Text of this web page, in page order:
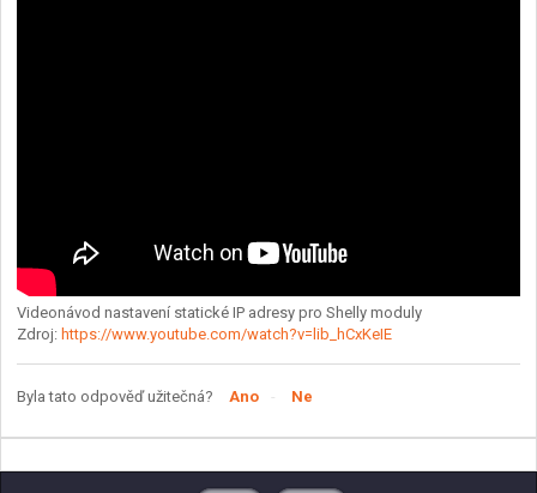
Videonávod nastavení statické IP adresy pro Shelly moduly
Zdroj: https://www.youtube.com/watch?v=lib_hCxKeIE
Byla tato odpověď užitečná? Ano Ne